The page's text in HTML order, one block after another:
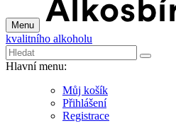
Menu
kvalitního alkoholu
Hlavní menu:
Můj košík
Přihlášení
Registrace